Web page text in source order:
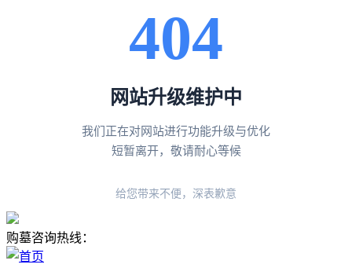
404
网站升级维护中
我们正在对网站进行功能升级与优化
短暂离开，敬请耐心等候
给您带来不便，深表歉意
购墓咨询热线：